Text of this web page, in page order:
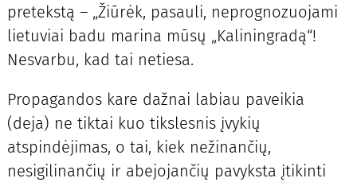
pretekstą – „Žiūrėk, pasauli, neprognozuojami
lietuviai badu marina mūsų „Kaliningradą“!
Nesvarbu, kad tai netiesa.
Propagandos kare dažnai labiau paveikia
(deja) ne tiktai kuo tikslesnis įvykių
atspindėjimas, o tai, kiek nežinančių,
nesigilinančių ir abejojančių pavyksta įtikinti